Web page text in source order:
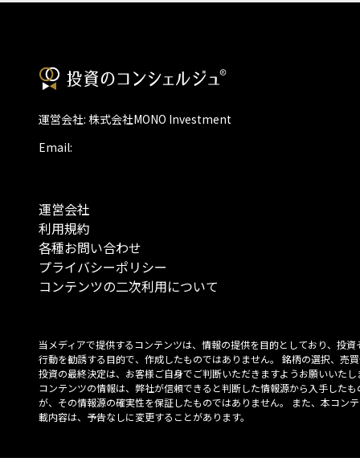
運営会社: 株式会社MONO Investment
Email:
運営会社
利用規約
各種お問い合わせ
プライバシーポリシー
コンテンツの二次利用について
当メディアで提供するコンテンツは、情報の提供を目的としており、投資
行動を勧誘する目的で、作成したものではありません。 銘柄の選択、売
投資の最終決定は、お客様ご自身でご判断いただきますようお願いいたし
コンテンツの情報は、弊社が信頼できると判断した情報源から入手したも
が、その情報源の確実性を保証したものではありません。 また、本コン
載内容は、予告なしに変更することがあります。